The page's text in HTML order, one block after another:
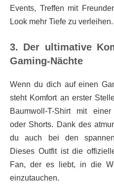
Events, Treffen mit
Look mehr Tiefe zu verleihen.
3. Der ultimative
Gaming-Nächte
Wenn du dich auf einen
steht Komfort an erster
Baumwoll-T-Shirt mit
oder Shorts. Dank des
du auch bei den
Dieses Outfit ist die
Fan, der es liebt, in die
einzutauchen.